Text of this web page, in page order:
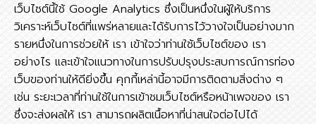
เว็บไซต์นี้ใช้ Google Analytics ซึ่งเป็นหนึ่งในผู้ให้บริการ
วิเคราะห์เว็บไซต์ที่แพร่หลายและได้รับการไว้วางใจเป็นอย่างมาก
รายหนึ่งในการช่วยให้ เรา เข้าใจว่าท่านใช้เว็บไซต์ของ เรา
อย่างไร และเข้าใจแนวทางในการปรับปรุงประสบการณ์การท่อง
เว็บของท่านให้ดียิ่งขึ้น คุกกี้เหล่านี้อาจมีการติดตามสิ่งต่าง ๆ
เช่น ระยะเวลาที่ท่านใช้ในการเข้าชมเว็บไซต์หรือหน้าเพจของ เรา
ซึ่งจะส่งผลให้ เรา สามารถผลิตเนื้อหาที่น่าสนใจต่อไปได้